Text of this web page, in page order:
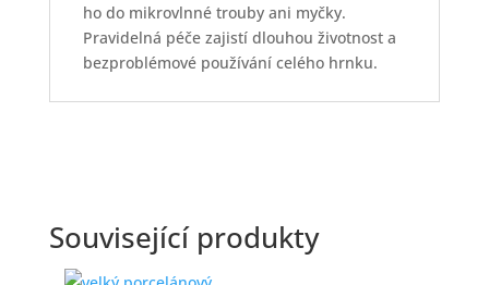
ho do mikrovlnné trouby ani myčky.
Pravidelná péče zajistí dlouhou životnost a
bezproblémové používání celého hrnku.
Související produkty